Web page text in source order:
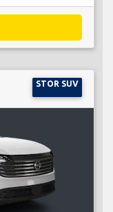
STOR SUV